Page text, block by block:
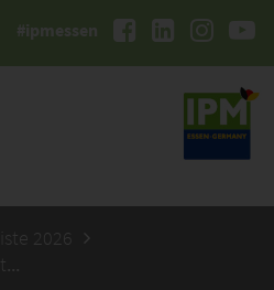
#ipmessen
2026
Floristmeisterschule Stuttgart-Hohenheim